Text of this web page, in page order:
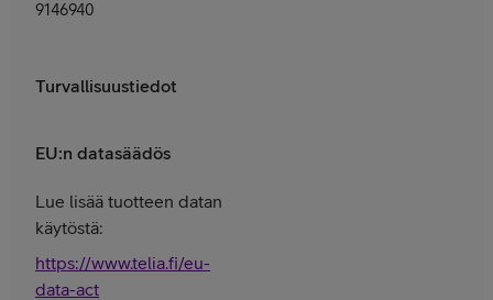
9146940
Turvallisuustiedot
EU:n datasäädös
Lue lisää tuotteen datan
käytöstä:
https://www.telia.fi/eu-
data-act